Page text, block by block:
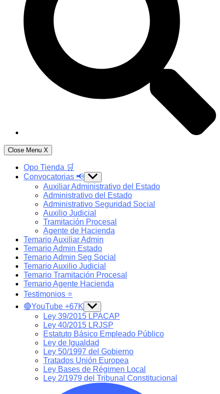
Close Menu X
Opo Tienda 🛒
Convocatorias 📢 Show
sub
menu
Auxiliar Administrativo del Estado
Administrativo del Estado
Administrativo Seguridad Social
Auxilio Judicial
Tramitación Procesal
Agente de Hacienda
Temario Auxiliar Admin
Temario Admin Estado
Temario Admin Seg Social
Temario Auxilio Judicial
Temario Tramitación Procesal
Temario Agente Hacienda
Testimonios ⭐️
🔴YouTube +67K Show
sub
menu
Ley 39/2015 LPACAP
Ley 40/2015 LRJSP
Estatuto Básico Empleado Público
Ley de Igualdad
Ley 50/1997 del Gobierno
Tratados Unión Europea
Ley Bases de Régimen Local
Ley 2/1979 del Tribunal Constitucional